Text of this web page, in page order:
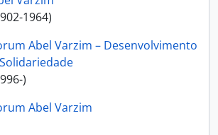
simples] 120 - União Europeia, 1948-05-15
simples] 121 - União Europeia, 1948-05-15
simples] 122 - Aprendei economia, 1948-01-17
simples] 123 - Aprendamos economia - noções fundamentais, 1948-01-24
simples] 124 - Noções fundamentais [II], 1948-01-31
01 - Originais de O Trabalhador (segunda série), 1948
03 - Lumen
1964)
Abel Varzim – Desenvolvimento
)
Abel Varzim